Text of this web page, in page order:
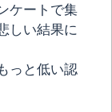
ケートで集
しい結果に
っと低い認